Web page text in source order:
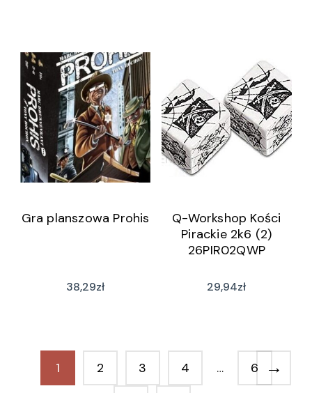
Gra planszowa Prohis
38,29zł
Q-Workshop Kości
Pirackie 2k6 (2)
26PIR02QWP
29,94zł
1 2 3 4 … 6 →